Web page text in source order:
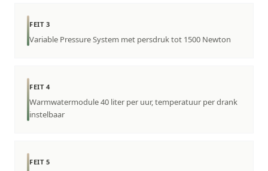
FEIT 3
Variable Pressure System met persdruk tot 1500 Newton
FEIT 4
Warmwatermodule 40 liter per uur, temperatuur per drank
instelbaar
FEIT 5